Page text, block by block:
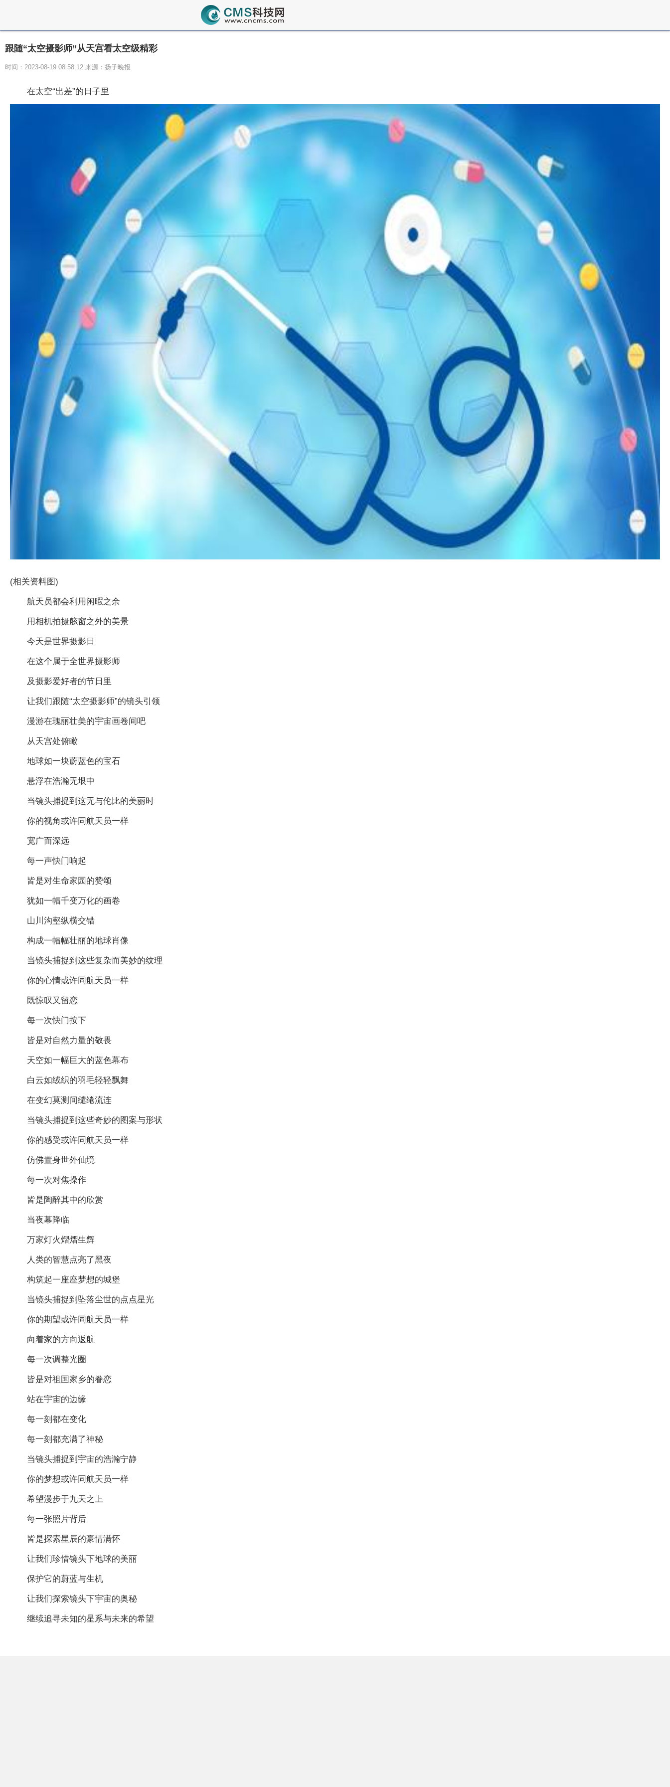
跟随“太空摄影师”从天宫看太空级精彩
时间：2023-08-19 08:58:12 来源：扬子晚报
在太空“出差”的日子里
(相关资料图)
航天员都会利用闲暇之余
用相机拍摄舷窗之外的美景
今天是世界摄影日
在这个属于全世界摄影师
及摄影爱好者的节日里
让我们跟随“太空摄影师”的镜头引领
漫游在瑰丽壮美的宇宙画卷间吧
从天宫处俯瞰
地球如一块蔚蓝色的宝石
悬浮在浩瀚无垠中
当镜头捕捉到这无与伦比的美丽时
你的视角或许同航天员一样
宽广而深远
每一声快门响起
皆是对生命家园的赞颂
犹如一幅千变万化的画卷
山川沟壑纵横交错
构成一幅幅壮丽的地球肖像
当镜头捕捉到这些复杂而美妙的纹理
你的心情或许同航天员一样
既惊叹又留恋
每一次快门按下
皆是对自然力量的敬畏
天空如一幅巨大的蓝色幕布
白云如绒织的羽毛轻轻飘舞
在变幻莫测间缱绻流连
当镜头捕捉到这些奇妙的图案与形状
你的感受或许同航天员一样
仿佛置身世外仙境
每一次对焦操作
皆是陶醉其中的欣赏
当夜幕降临
万家灯火熠熠生辉
人类的智慧点亮了黑夜
构筑起一座座梦想的城堡
当镜头捕捉到坠落尘世的点点星光
你的期望或许同航天员一样
向着家的方向返航
每一次调整光圈
皆是对祖国家乡的眷恋
站在宇宙的边缘
每一刻都在变化
每一刻都充满了神秘
当镜头捕捉到宇宙的浩瀚宁静
你的梦想或许同航天员一样
希望漫步于九天之上
每一张照片背后
皆是探索星辰的豪情满怀
让我们珍惜镜头下地球的美丽
保护它的蔚蓝与生机
让我们探索镜头下宇宙的奥秘
继续追寻未知的星系与未来的希望